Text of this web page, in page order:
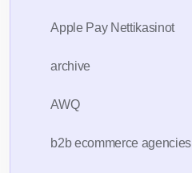
Apple Pay Nettikasinot
archive
AWQ
b2b ecommerce agencies